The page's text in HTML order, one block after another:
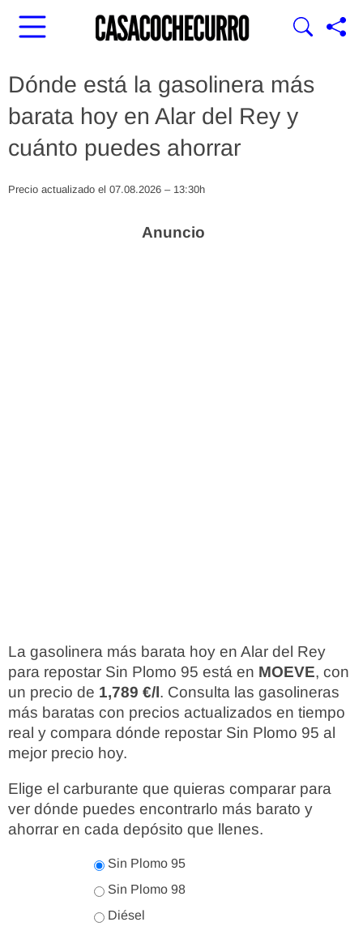
Dónde está la gasolinera más
barata hoy en Alar del Rey y
cuánto puedes ahorrar
Precio actualizado el 07.08.2026 – 13:30h
La gasolinera más barata hoy en Alar del Rey
para repostar Sin Plomo 95 está en MOEVE, con
un precio de 1,789 €/l. Consulta las gasolineras
más baratas con precios actualizados en tiempo
real y compara dónde repostar Sin Plomo 95 al
mejor precio hoy.
Elige el carburante que quieras comparar para
ver dónde puedes encontrarlo más barato y
ahorrar en cada depósito que llenes.
Sin Plomo 95
Sin Plomo 98
Diésel